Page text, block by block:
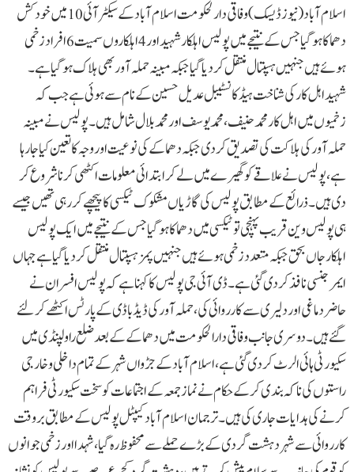
اسلام آباد(نیوز ڈیسک) وفاقی دارلحکومت اسلام آباد کے سیکٹر آئی 10 میں خودکش
دھماکا ہوگیا جس کے نتیجے میں پولیس اہلکار شہید اور 4 اہلکاروں سمیت 6 افراد زخمی
ہوئے ہیں جنہیں ہسپتال منتقل کر دیا گیا جبکہ مبینہ حملہ آور بھی ہلاک ہوگیا ہے۔
شہید اہل کار کی شناخت ہیڈ کانسٹیبل عدیل حسین کے نام سے ہوئی ہے جب کہ
زخمیوں میں اہل کار محمد حنیف، محمد یوسف اور محمد بلال شامل ہیں۔پولیس نے مبینہ
حملہ آور کی ہلاکت کی تصدیق کر دی جبکہ دھماکے کی نوعیت اور وجہ کا تعین کیا جارہا
ہے، پولیس نے علاقے کو گھیرے میں لے کر ابتدائی معلومات اکٹھی کرنا شروع کر
دی ہیں۔ ذرائع کے مطابق پولیس کی گاڑیاں مشکوک ٹیکسی کا پیچھے کر رہی تھیں جیسے
ہی پولیس وین قریب پہنچی تو ٹیکسی میں دھماکا ہوگیا جس کے نتیجے میں ایک پولیس
اہلکار جاں بحق جبکہ متعدد زخمی ہوئے ہیں جنہیں پمز ہسپتال منتقل کر دیا گیا ہے جہاں
ایمرجنسی نافذ کر دی گئی ہے۔ڈی آئی جی پولیس کا کہنا ہے کہ پولیس افسران نے
حاضر دماغی اور دلیری سے کارروائی کی، حملہ آور کی ڈیڈ باڈی کے پارٹس اکٹھے کر لئے
گئے ہیں۔دوسری جانب وفاقی دارالحکومت میں دھماکے کے بعد ضلع راولپنڈی میں
سکیورٹی ہائی الرٹ کردی گئی ہے، اسلام آباد کے جڑواں شہر کے تمام داخلی و خارجی
راستوں کی ناکہ بندی کر کے حکام نے نماز جمعہ کے اجتماعات کو سخت سکیورٹی فراہم
کرنے کی ہدایات جاری کی ہیں۔ترجمان اسلام آباد کیپٹل پولیس کے مطابق بروقت
کارروائی سے شہر دہشت گردی کے بڑے حملے سے محفوظ رہ گیا، شہدا اور زخمی جوانوں